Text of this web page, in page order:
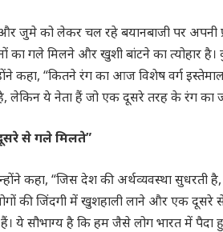
जुमे को लेकर चल रहे बयानबाजी पर अपनी
का गले मिलने और खुशी बांटने का त्योहार
कहा, “कितने रंग का आज विशेष वर्ग
लेकिन ये नेता हैं जो एक दूसरे तरह के रंग का
से गले मिलते”
कहा, “जिस देश की अर्थव्यवस्था
की जिंदगी में खुशहाली लाने और एक दूसरे
ये सौभाग्य है कि हम जैसे लोग भारत में